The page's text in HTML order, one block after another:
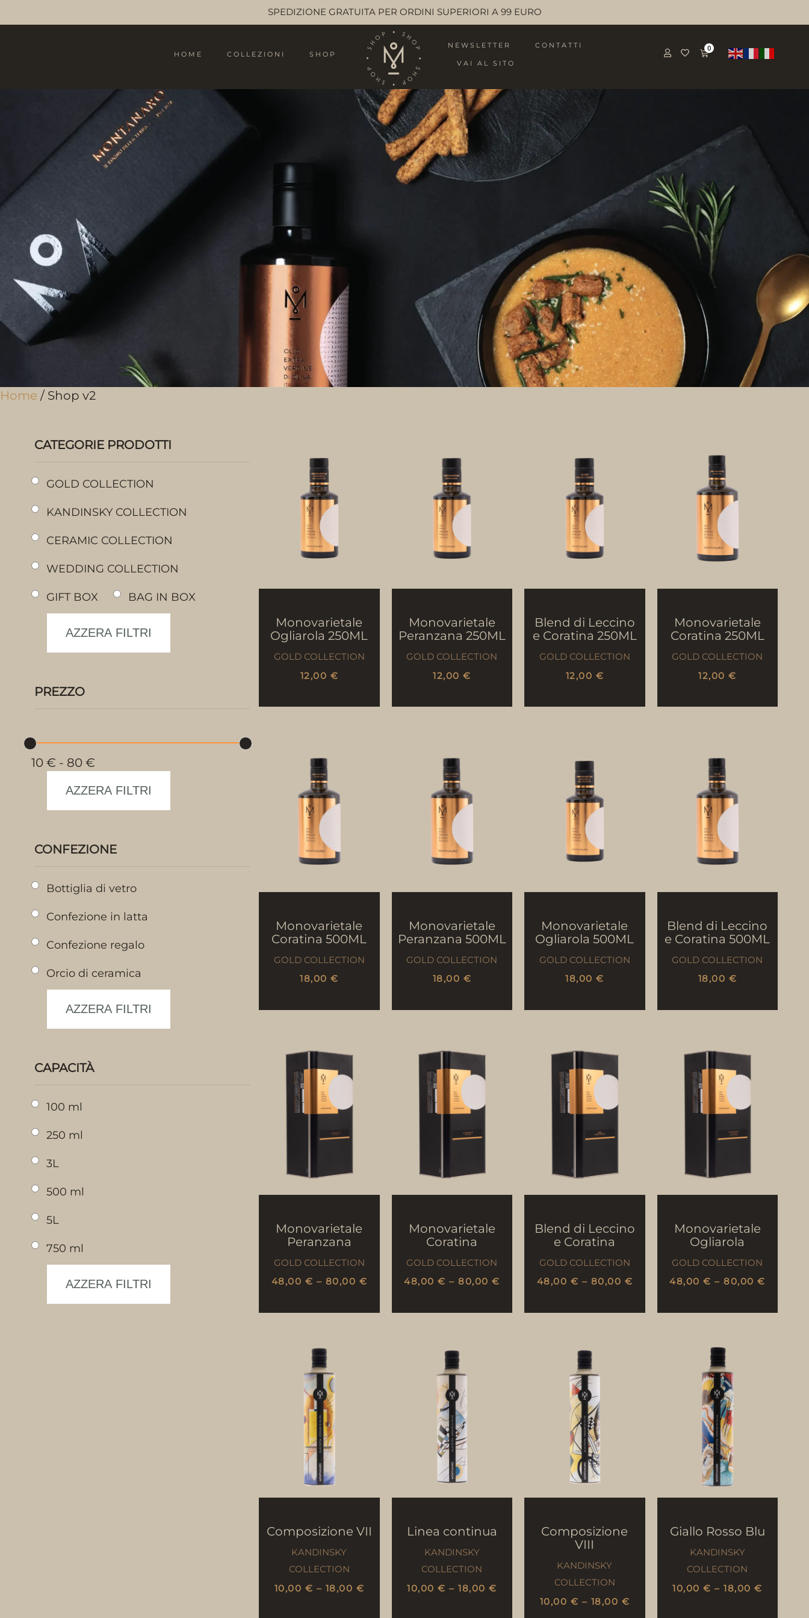
SPEDIZIONE GRATUITA PER ORDINI SUPERIORI A 99 EURO
HOME COLLEZIONI SHOP
NEWSLETTER CONTATTI
VAI AL SITO
0
Shop v2
Home / Shop v2
CATEGORIE PRODOTTI
GOLD COLLECTION
KANDINSKY COLLECTION
CERAMIC COLLECTION
WEDDING COLLECTION
GIFT BOX BAG IN BOX
PREZZO
10 € - 80 €
CONFEZIONE
Bottiglia di vetro
Confezione in latta
Confezione regalo
Orcio di ceramica
CAPACITÀ
100 ml
250 ml
3L
500 ml
5L
750 ml
Monovarietale
Ogliarola 250ML
GOLD COLLECTION
12,00 €
Monovarietale
Peranzana 250ML
GOLD COLLECTION
12,00 €
Blend di Leccino
e Coratina 250ML
GOLD COLLECTION
12,00 €
Monovarietale
Coratina 250ML
GOLD COLLECTION
12,00 €
Monovarietale
Coratina 500ML
GOLD COLLECTION
18,00 €
Monovarietale
Peranzana 500ML
GOLD COLLECTION
18,00 €
Monovarietale
Ogliarola 500ML
GOLD COLLECTION
18,00 €
Blend di Leccino
e Coratina 500ML
GOLD COLLECTION
18,00 €
Monovarietale
Peranzana
GOLD COLLECTION
48,00 € – 80,00 €
Monovarietale
Coratina
GOLD COLLECTION
48,00 € – 80,00 €
Blend di Leccino
e Coratina
GOLD COLLECTION
48,00 € – 80,00 €
Monovarietale
Ogliarola
GOLD COLLECTION
48,00 € – 80,00 €
Composizione VII
KANDINSKY
COLLECTION
10,00 € – 18,00 €
Linea continua
KANDINSKY
COLLECTION
10,00 € – 18,00 €
Composizione
VIII
KANDINSKY
COLLECTION
10,00 € – 18,00 €
Giallo Rosso Blu
KANDINSKY
COLLECTION
10,00 € – 18,00 €